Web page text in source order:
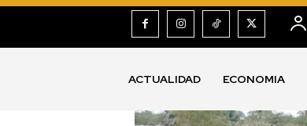
ACTUALIDAD ECONOMIA